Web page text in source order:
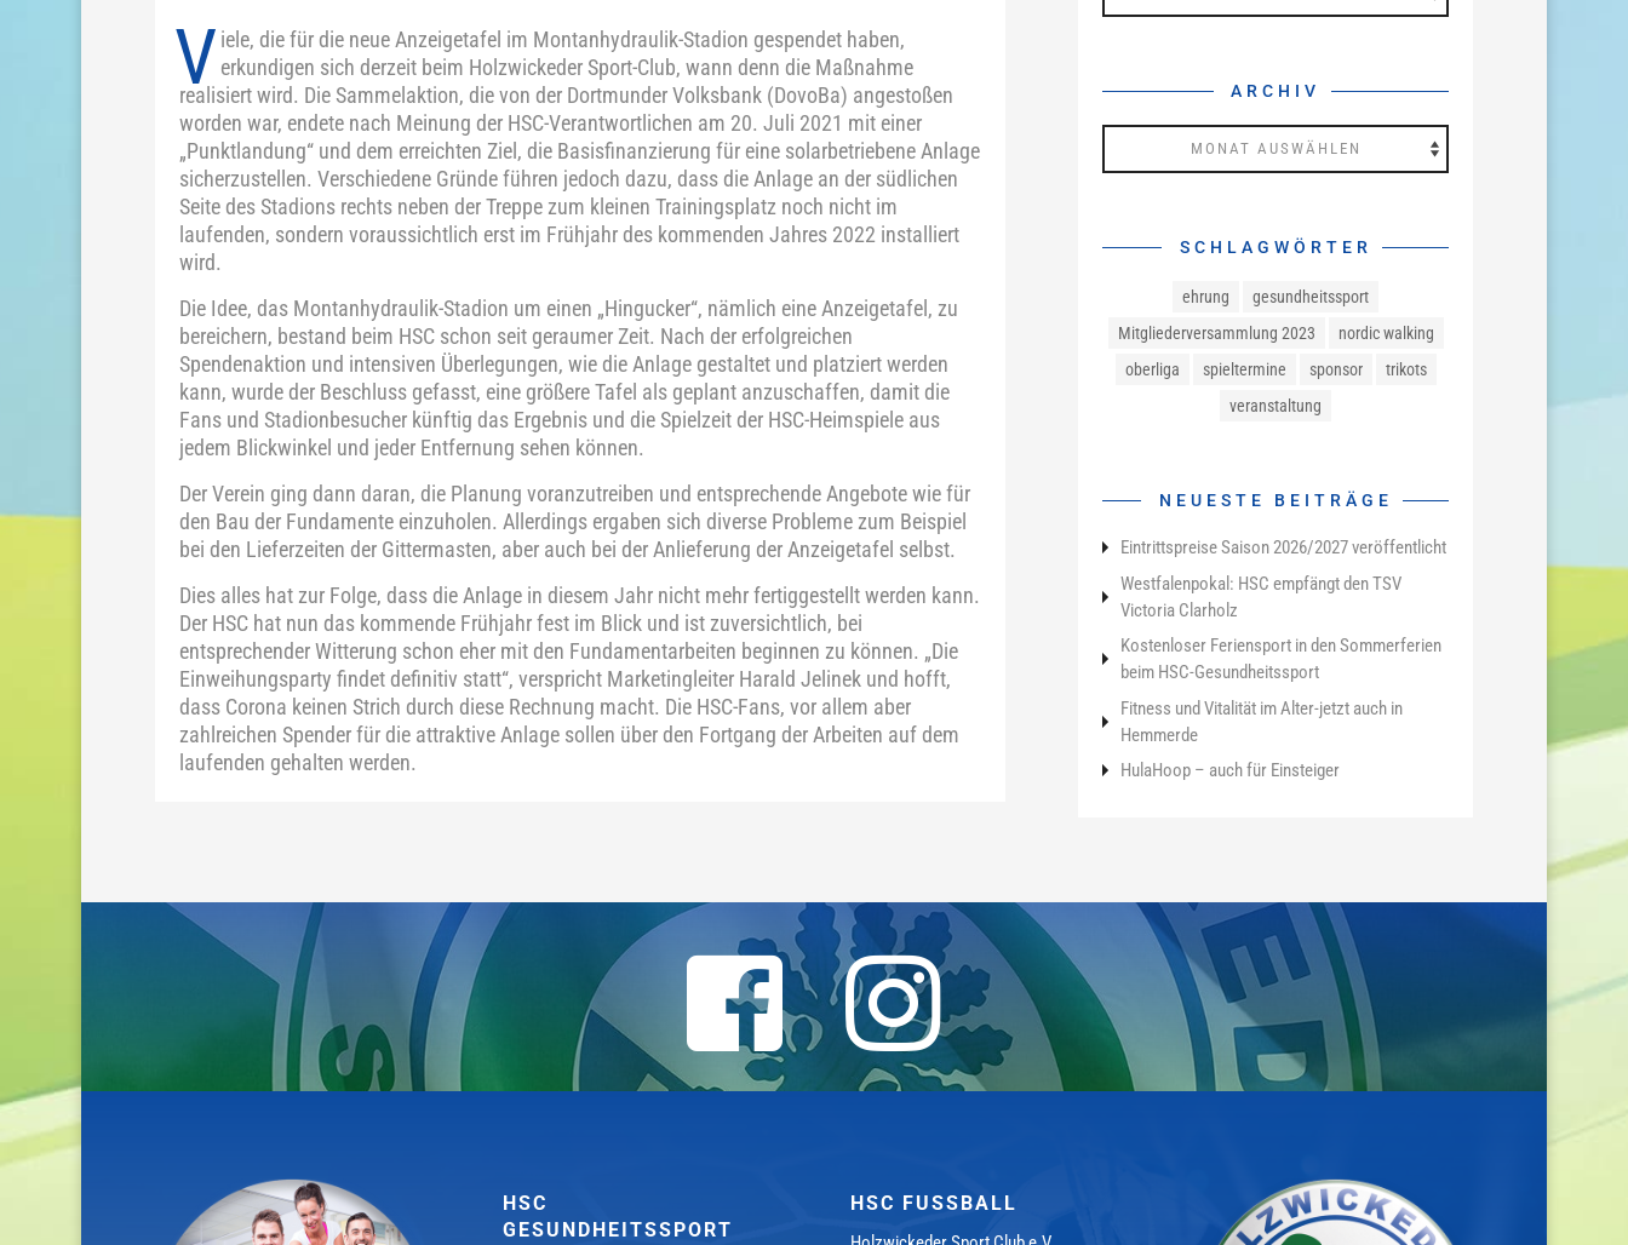
V iele, die für die neue Anzeigetafel im Montanhydraulik-Stadion gespendet haben,
erkundigen sich derzeit beim Holzwickeder Sport-Club, wann denn die Maßnahme
realisiert wird. Die Sammelaktion, die von der Dortmunder Volksbank (DovoBa) angestoßen
worden war, endete nach Meinung der HSC-Verantwortlichen am 20. Juli 2021 mit einer
„Punktlandung“ und dem erreichten Ziel, die Basisfinanzierung für eine solarbetriebene Anlage
sicherzustellen. Verschiedene Gründe führen jedoch dazu, dass die Anlage an der südlichen
Seite des Stadions rechts neben der Treppe zum kleinen Trainingsplatz noch nicht im
laufenden, sondern voraussichtlich erst im Frühjahr des kommenden Jahres 2022 installiert
wird.
Die Idee, das Montanhydraulik-Stadion um einen „Hingucker“, nämlich eine Anzeigetafel, zu
bereichern, bestand beim HSC schon seit geraumer Zeit. Nach der erfolgreichen
Spendenaktion und intensiven Überlegungen, wie die Anlage gestaltet und platziert werden
kann, wurde der Beschluss gefasst, eine größere Tafel als geplant anzuschaffen, damit die
Fans und Stadionbesucher künftig das Ergebnis und die Spielzeit der HSC-Heimspiele aus
jedem Blickwinkel und jeder Entfernung sehen können.
Der Verein ging dann daran, die Planung voranzutreiben und entsprechende Angebote wie für
den Bau der Fundamente einzuholen. Allerdings ergaben sich diverse Probleme zum Beispiel
bei den Lieferzeiten der Gittermasten, aber auch bei der Anlieferung der Anzeigetafel selbst.
Dies alles hat zur Folge, dass die Anlage in diesem Jahr nicht mehr fertiggestellt werden kann.
Der HSC hat nun das kommende Frühjahr fest im Blick und ist zuversichtlich, bei
entsprechender Witterung schon eher mit den Fundamentarbeiten beginnen zu können. „Die
Einweihungsparty findet definitiv statt“, verspricht Marketingleiter Harald Jelinek und hofft,
dass Corona keinen Strich durch diese Rechnung macht. Die HSC-Fans, vor allem aber
zahlreichen Spender für die attraktive Anlage sollen über den Fortgang der Arbeiten auf dem
laufenden gehalten werden.
ARCHIV
SCHLAGWÖRTER
ehrung
gesundheitssport
Mitgliederversammlung 2023
nordic walking
oberliga
spieltermine sponsor
trikots
veranstaltung
NEUESTE BEITRÄGE
Eintrittspreise Saison 2026/2027 veröffentlicht
Westfalenpokal: HSC empfängt den TSV
Victoria Clarholz
Kostenloser Feriensport in den Sommerferien
beim HSC-Gesundheitssport
Fitness und Vitalität im Alter-jetzt auch in
Hemmerde
HulaHoop – auch für Einsteiger
HSC
GESUNDHEITSSPORT
HSC FUSSBALL